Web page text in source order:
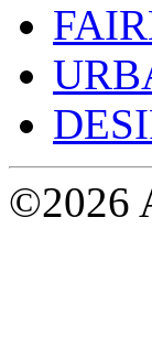
©2026